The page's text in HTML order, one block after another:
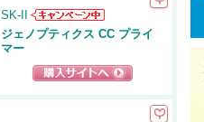
SK-II
SK-IIからのお
知らせがあり
ジェノプティクス CC プライ
マー